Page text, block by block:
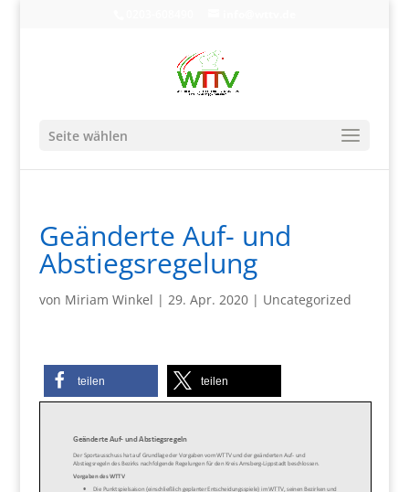
Seite wählen
Geänderte Auf- und
Abstiegsregelung
von Miriam Winkel | 29. Apr. 2020| Uncategorized
teilen teilen